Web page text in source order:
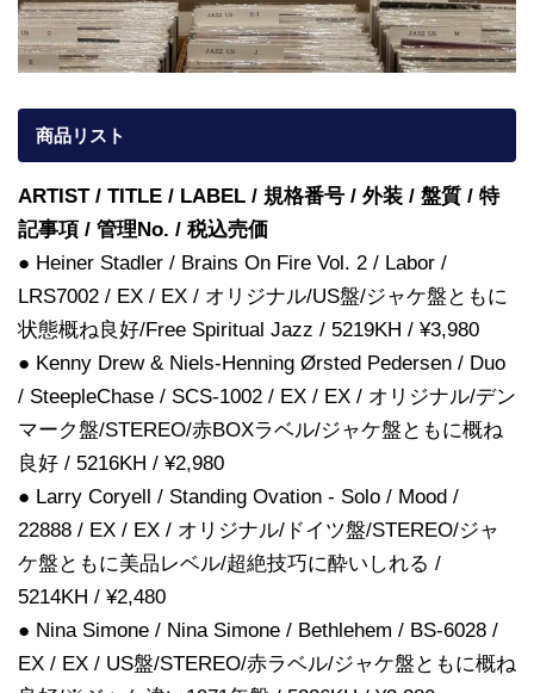
商品リスト
ARTIST / TITLE / LABEL / 規格番号 / 外装 / 盤質 / 特
記事項 / 管理No. / 税込売価
● Heiner Stadler / Brains On Fire Vol. 2 / Labor /
LRS7002 / EX / EX / オリジナル/US盤/ジャケ盤ともに
状態概ね良好/Free Spiritual Jazz / 5219KH / ¥3,980
● Kenny Drew & Niels-Henning Ørsted Pedersen / Duo
/ SteepleChase / SCS-1002 / EX / EX / オリジナル/デン
マーク盤/STEREO/赤BOXラベル/ジャケ盤ともに概ね
良好 / 5216KH / ¥2,980
● Larry Coryell / Standing Ovation - Solo / Mood /
22888 / EX / EX / オリジナル/ドイツ盤/STEREO/ジャ
ケ盤ともに美品レベル/超絶技巧に酔いしれる /
5214KH / ¥2,480
● Nina Simone / Nina Simone / Bethlehem / BS-6028 /
EX / EX / US盤/STEREO/赤ラベル/ジャケ盤ともに概ね